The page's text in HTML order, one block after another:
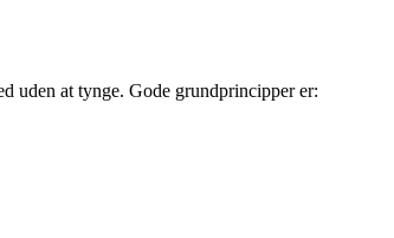
uden at tynge. Gode grundprincipper er: